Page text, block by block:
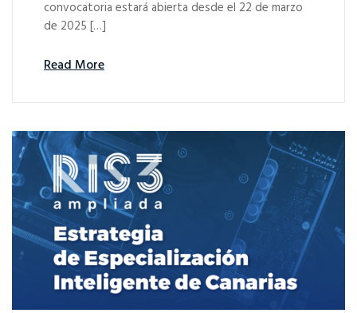
convocatoria estará abierta desde el 22 de marzo
de 2025 […]
Read More